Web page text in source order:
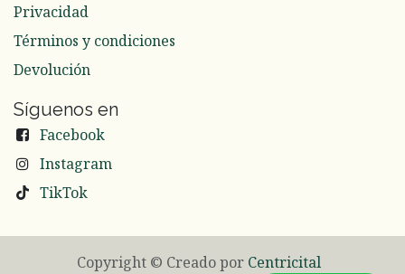
Privacidad
Términos y condiciones
Devolución
Síguenos en
Facebook
Instagram
TikTok
Copyright © Creado por Centricital